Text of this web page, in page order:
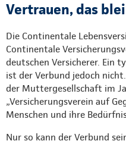
Vertrauen, das
Die Continentale
Continentale
deutschen Versicherer. Ein
ist der Verbund jedoch
der Muttergesellschaft im
„Versicherungsverein auf
Menschen und ihre
Nur so kann der Verbund